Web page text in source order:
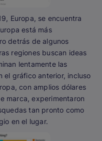
Europa, se encuentra
está más
detrás de algunos
regiones buscan ideas
lentamente las
el gráfico anterior, incluso
con amplios dólares
marca, experimentaron
tan pronto como
en el lugar.